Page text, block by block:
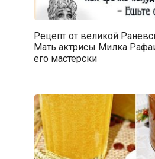
Рецепт от великой
Мать актрисы Милка
его мастерски